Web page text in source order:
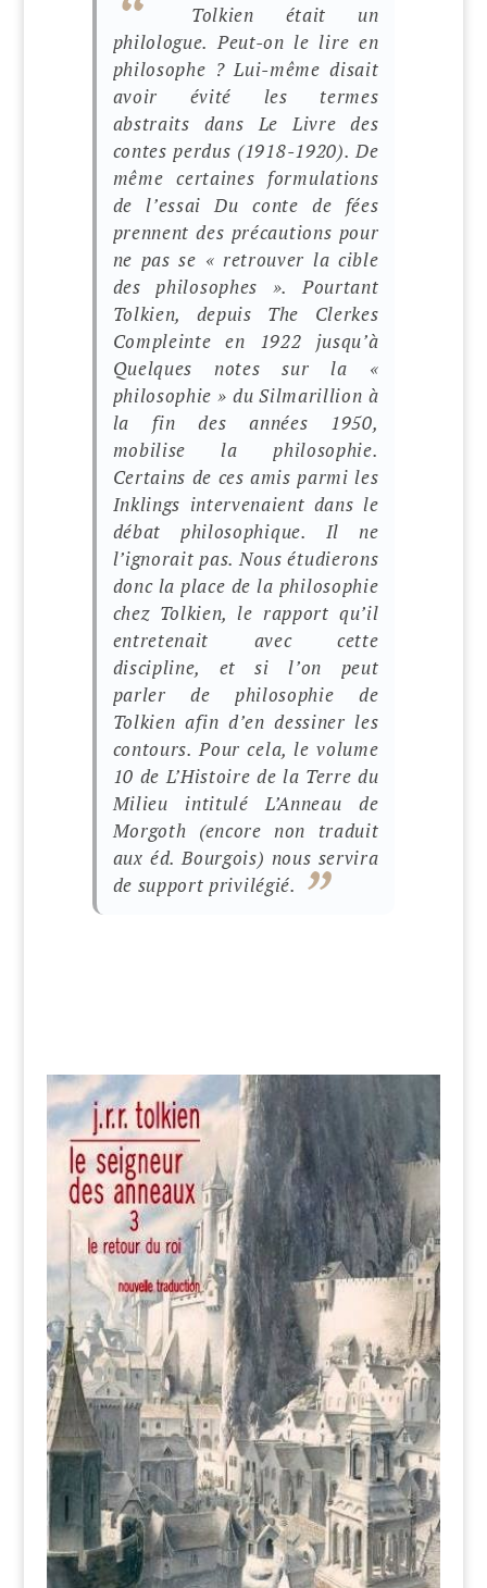
Tolkien était un
philologue. Peut-on le lire en
philosophe ? Lui-même disait
avoir évité les termes
abstraits dansLe Livre des
contes perdus (1918-1920). De
même certaines formulations
de l’essaiDu conte de fées
prennent des précautions pour
ne pas se « retrouver la cible
des philosophes ». Pourtant
Tolkien, depuis The Clerkes
Compleinte en 1922 jusqu’à
Quelques notes sur la «
philosophie » du Silmarillion à
la fin des années 1950,
mobilise la philosophie.
Certains de ces amis parmi les
Inklings intervenaient dans le
débat philosophique. Il ne
l’ignorait pas. Nous étudierons
donc la place de la philosophie
chez Tolkien, le rapport qu’il
entretenait avec cette
discipline, et si l’on peut
parler de philosophie de
Tolkien afin d’en dessiner les
contours. Pour cela, le volume
10 deL’Histoire de la Terre du
Milieu intituléL’Anneau de
Morgoth (encore non traduit
aux éd. Bourgois) nous servira
de support privilégié.